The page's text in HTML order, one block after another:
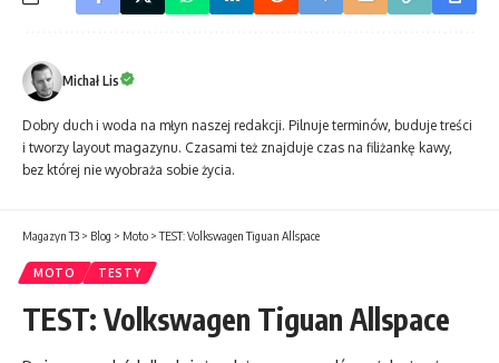
Michał Lis
Dobry duch i woda na młyn naszej redakcji. Pilnuje terminów, buduje treści
i tworzy layout magazynu. Czasami też znajduje czas na filiżankę kawy,
bez której nie wyobraża sobie życia.
Magazyn T3 > Blog > Moto >TEST: Volkswagen Tiguan Allspace
MOTO TESTY
TEST: Volkswagen Tiguan Allspace